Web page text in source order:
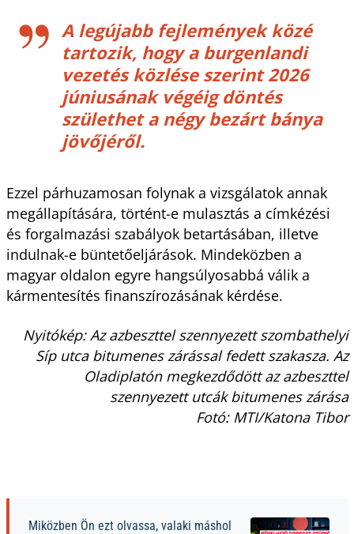
A legújabb fejlemények közé
tartozik, hogy a burgenlandi
vezetés közlése szerint 2026
júniusának végéig döntés
születhet a négy bezárt bánya
jövőjéről.
Ezzel párhuzamosan folynak a vizsgálatok annak
megállapítására, történt-e mulasztás a címkézési
és forgalmazási szabályok betartásában, illetve
indulnak-e büntetőeljárások. Mindeközben a
magyar oldalon egyre hangsúlyosabbá válik a
kármentesítés finanszírozásának kérdése.
Nyitókép: Az azbeszttel szennyezett szombathelyi
Síp utca bitumenes zárással fedett szakasza. Az
Oladiplatón megkezdődött az azbeszttel
szennyezett utcák bitumenes zárása
Fotó: MTI/Katona Tibor
Miközben Ön ezt olvassa, valaki máshol